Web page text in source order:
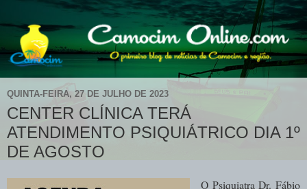
QUINTA-FEIRA, 27 DE JULHO DE 2023
CENTER CLÍNICA TERÁ
ATENDIMENTO PSIQUIÁTRICO DIA 1º
DE AGOSTO
O Psiquiatra Dr. Fábio